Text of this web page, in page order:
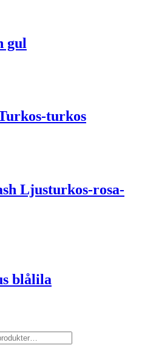
gul
turkos
Ljusturkos-rosa-
blålila